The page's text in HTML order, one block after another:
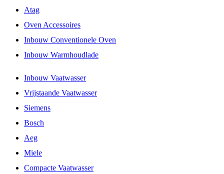
Atag
Oven Accessoires
Inbouw Conventionele Oven
Inbouw Warmhoudlade
Inbouw Vaatwasser
Vrijstaande Vaatwasser
Siemens
Bosch
Aeg
Miele
Compacte Vaatwasser